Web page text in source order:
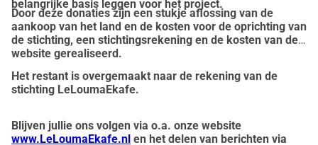
belangrijke basis leggen voor het project.
Door deze donaties zijn een stukje aflossing van de
aankoop van het land en de kosten voor de oprichting van
de stichting, een stichtingsrekening en de kosten van de
website gerealiseerd.
Het restant is overgemaakt naar de rekening van de
stichting LeLoumaEkafe.
Blijven jullie ons volgen via o.a. onze website
www.LeLoumaEkafe.nl en het delen van berichten via